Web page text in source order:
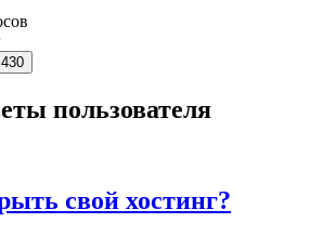
430
пользователя
свой хостинг?